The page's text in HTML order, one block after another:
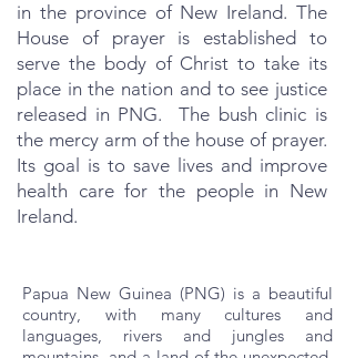
in the province of New Ireland. The
House of prayer is established to
serve the body of Christ to take its
place in the nation and to see justice
released in PNG. The bush clinic is
the mercy arm of the house of prayer.
Its goal is to save lives and improve
health care for the people in New
Ireland.
Papua New Guinea (PNG) is a beautiful
country, with many cultures and
languages, rivers and jungles and